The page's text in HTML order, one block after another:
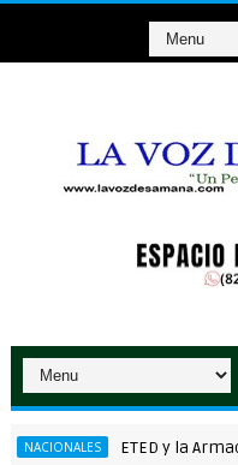
ETED y la Armada